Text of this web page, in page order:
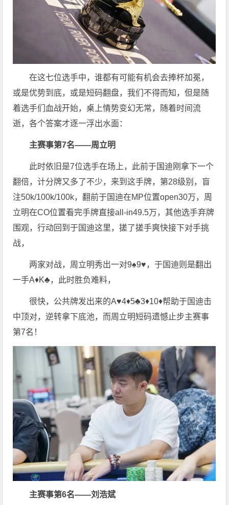
在这七位选手中，谁都有可能有机会去捧杯加冕，
或是优势到底，或是短码翻盘，我们不得而知，但是随
着选手们血战开始，桌上情势变幻无常，随着时间流
逝，各个答案才逐一浮出水面：
主赛事第7名——周立明
此时依旧是7位选手在场上，此前于国迪刚拿下一个
翻倍，计分牌又多了不少，来到这手牌，第28级别，盲
注50k/100k/100k，翻前于国迪在MP位置open30万，周
立明在CO位置看完手牌直接all-in49.5万，其他选手弃牌
围观，行动回到于国迪这里，搓了搓手爽快接下对手挑
战，
两家对战，周立明秀出一对9♠️9♥️，于国迪则是翻出
一手A♦️K♣️，此时胜负难料，
很快，公共牌发出来的A♥️4♦️5♣️3♦️10♦️帮助于国迪击
中顶对，逆转拿下底池，而周立明短码遗憾止步主赛事
第7名！
主赛事第6名——刘浩斌